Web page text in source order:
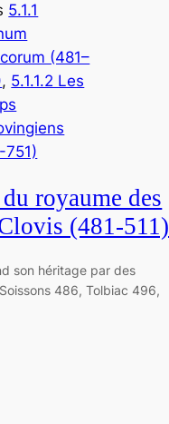
5.1.1
(481–
, 5.1.1.2 Les
751)
royaume des
(481-511)
son héritage par des
486, Tolbiac 496,